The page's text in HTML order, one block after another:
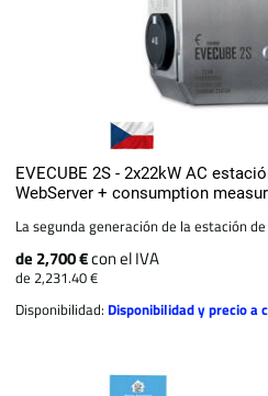
EVECUBE 2S - 2x22kW AC
WebServer + consumption
La segunda generación de la estación de
de 2,700 €con el IVA
de 2,231.40 €
Disponibilidad: Disponibilidad y precio a